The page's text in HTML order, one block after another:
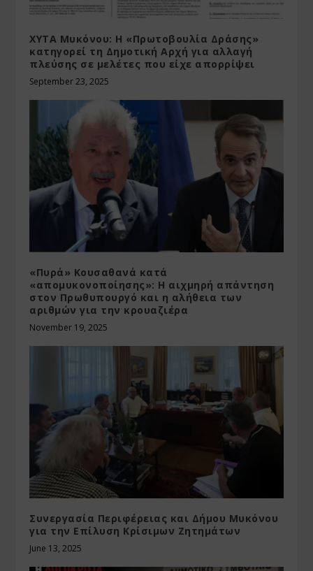
ΧΥΤΑ Μυκόνου: Η «Πρωτοβουλία Δράσης»
κατηγορεί τη Δημοτική Αρχή για αλλαγή
πλεύσης σε μελέτες που είχε απορρίψει
September 23, 2025
«Πυρά» Κουσαθανά κατά
«απομυκονοποίησης»: Η αιχμηρή απάντηση
στον Πρωθυπουργό και η αλήθεια των
αριθμών για την κρουαζιέρα
November 19, 2025
Συνεργασία Περιφέρειας και Δήμου Μυκόνου
για την Επίλυση Κρίσιμων Ζητημάτων
June 13, 2025